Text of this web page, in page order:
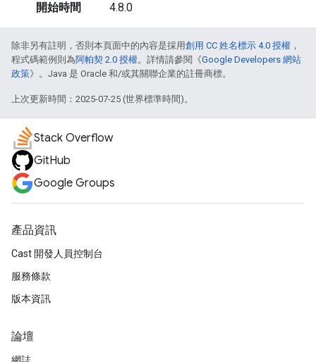
開始時間
4.8.0
除非另有註明，否則本頁面中的內容是採用創用 CC 姓名標示 4.0 授權 ，
程式碼範例則為阿帕契 2.0 授權。詳情請參閱《Google Developers 網站
政策》。Java 是 Oracle 和/或其關聯企業的註冊商標。
上次更新時間：2025-07-25 (世界標準時間)。
Stack Overflow
GitHub
Google Groups
產品資訊
Cast 開發人員控制台
服務條款
版本資訊
論壇